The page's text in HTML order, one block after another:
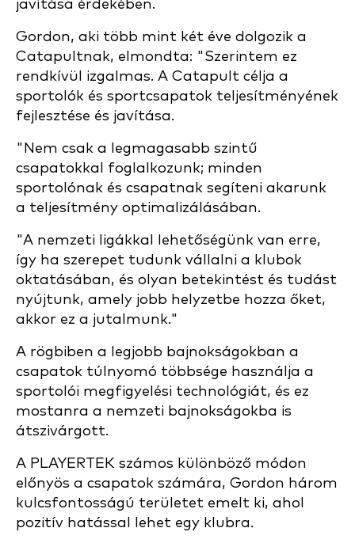
javítása érdekében.
Gordon, aki több mint két éve dolgozik a
Catapultnak, elmondta: "Szerintem ez
rendkívül izgalmas. A Catapult célja a
sportolók és sportcsapatok teljesítményének
fejlesztése és javítása.
"Nem csak a legmagasabb szintű
csapatokkal foglalkozunk; minden
sportolónak és csapatnak segíteni akarunk
a teljesítmény optimalizálásában.
"A nemzeti ligákkal lehetőségünk van erre,
így ha szerepet tudunk vállalni a klubok
oktatásában, és olyan betekintést és tudást
nyújtunk, amely jobb helyzetbe hozza őket,
akkor ez a jutalmunk."
A rögbiben a legjobb bajnokságokban a
csapatok túlnyomó többsége használja a
sportolói megfigyelési technológiát, és ez
mostanra a nemzeti bajnokságokba is
átszivárgott.
A PLAYERTEK számos különböző módon
előnyös a csapatok számára, Gordon három
kulcsfontosságú területet emelt ki, ahol
pozitív hatással lehet egy klubra.